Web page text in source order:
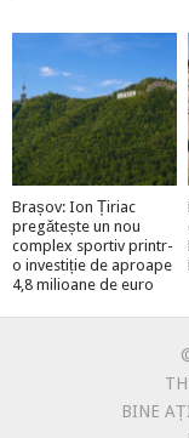
Brașov: Ion Țiriac
pregătește un nou
complex sportiv printr-
o investiție de aproape
4,8 milioane de euro
BINE